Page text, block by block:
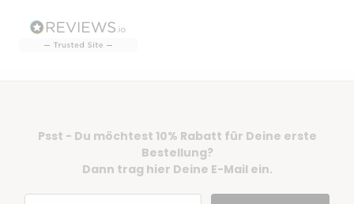
Psst - Du möchtest 10% Rabatt für Deine erste
Bestellung?
Dann trag hier Deine E-Mail ein.